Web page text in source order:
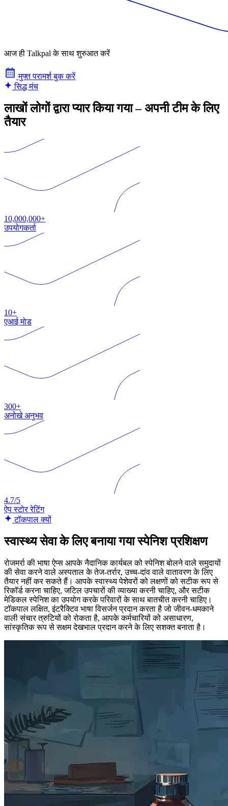
आज ही Talkpal के साथ शुरुआत करें
मुफ्त परामर्श बुक करें
सिद्ध मंच
लाखों लोगों द्वारा प्यार किया गया – अपनी टीम के लिए
तैयार
10,000,000+
उपयोगकर्ता
10+
एआई मोड
300+
अनोखे अनुभव
4.7/5
ऐप स्टोर रेटिंग
टॉकपाल क्यों
स्वास्थ्य सेवा के लिए बनाया गया स्पेनिश प्रशिक्षण
रोजमर्रा की भाषा ऐप्स आपके नैदानिक कार्यबल को स्पेनिश बोलने वाले समुदायों
की सेवा करने वाले अस्पताल के तेज-तर्रार, उच्च-दांव वाले वातावरण के लिए
तैयार नहीं कर सकते हैं। आपके स्वास्थ्य पेशेवरों को लक्षणों को सटीक रूप से
रिकॉर्ड करना चाहिए, जटिल उपचारों की व्याख्या करनी चाहिए, और सटीक
मेडिकल स्पेनिश का उपयोग करके परिवारों के साथ बातचीत करनी चाहिए।
टॉकपाल लक्षित, इंटरैक्टिव भाषा विसर्जन प्रदान करता है जो जीवन-धमकाने
वाली संचार त्रुटियों को रोकता है, आपके कर्मचारियों को असाधारण,
सांस्कृतिक रूप से सक्षम देखभाल प्रदान करने के लिए सशक्त बनाता है।